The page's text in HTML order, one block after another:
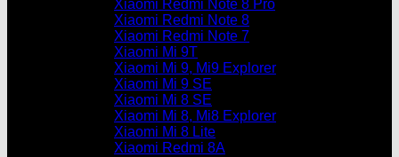
Xiaomi Redmi Note 8 Pro
Xiaomi Redmi Note 8
Xiaomi Redmi Note 7
Xiaomi Mi 9T
Xiaomi Mi 9, Mi9 Explorer
Xiaomi Mi 9 SE
Xiaomi Mi 8 SE
Xiaomi Mi 8, Mi8 Explorer
Xiaomi Mi 8 Lite
Xiaomi Redmi 8A